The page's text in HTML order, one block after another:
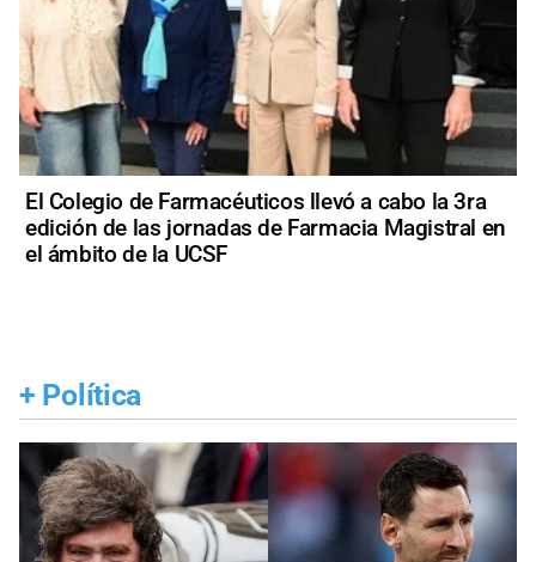
El Colegio de Farmacéuticos llevó a cabo la 3ra
edición de las jornadas de Farmacia Magistral en
el ámbito de la UCSF
+ Política